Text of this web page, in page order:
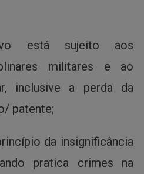
está sujeito aos
militares e ao
inclusive a perda da
patente;
da insignificância
pratica crimes na